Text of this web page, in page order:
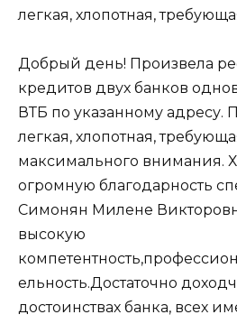
легкая, хлопотная,
Добрый день! Произвела
кредитов двух банков
ВТБ по указанному адресу.
легкая, хлопотная,
максимального внимания.
огромную благодарность
Симонян Милене
высокую
ельность.Достаточно
достоинствах банка, всех